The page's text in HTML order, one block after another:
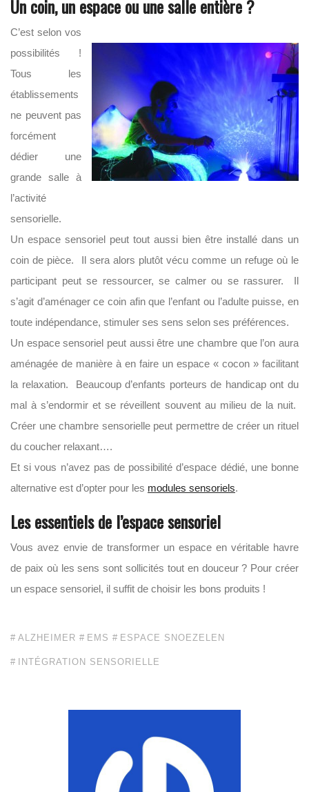
Un coin, un espace ou une salle entière ?
C’est selon vos
possibilités !
Tous les
établissements
ne peuvent pas
forcément
dédier une
grande salle à
l’activité
sensorielle.
Un espace sensoriel peut tout aussi bien être installé dans un
coin de pièce. Il sera alors plutôt vécu comme un refuge où le
participant peut se ressourcer, se calmer ou se rassurer. Il
s’agit d’aménager ce coin afin que l’enfant ou l’adulte puisse, en
toute indépendance, stimuler ses sens selon ses préférences.
Un espace sensoriel peut aussi être une chambre que l’on aura
aménagée de manière à en faire un espace « cocon » facilitant
la relaxation. Beaucoup d’enfants porteurs de handicap ont du
mal à s’endormir et se réveillent souvent au milieu de la nuit.
Créer une chambre sensorielle peut permettre de créer un rituel
du coucher relaxant….
Et si vous n’avez pas de possibilité d’espace dédié, une bonne
alternative est d’opter pour les modules sensoriels.
Les essentielsde l’espace sensoriel
Vous avez envie de transformer un espace en véritable havre
de paix où les sens sont sollicités tout en douceur ? Pour créer
un espace sensoriel, il suffit de choisir les bons produits !
ALZHEIMER EMS ESPACE SNOEZELEN
INTÉGRATION SENSORIELLE